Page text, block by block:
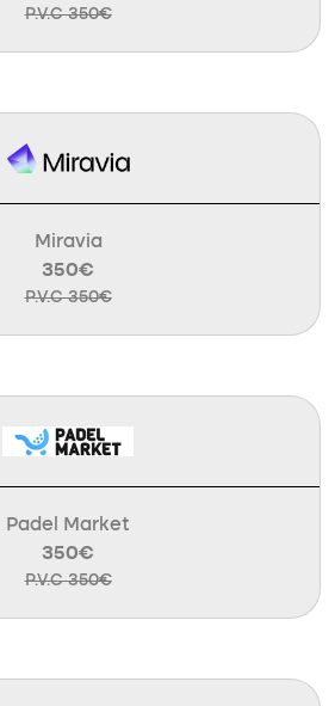
P.V.C 350€
Miravia
350€
P.V.C 350€
Padel Market
350€
P.V.C 350€